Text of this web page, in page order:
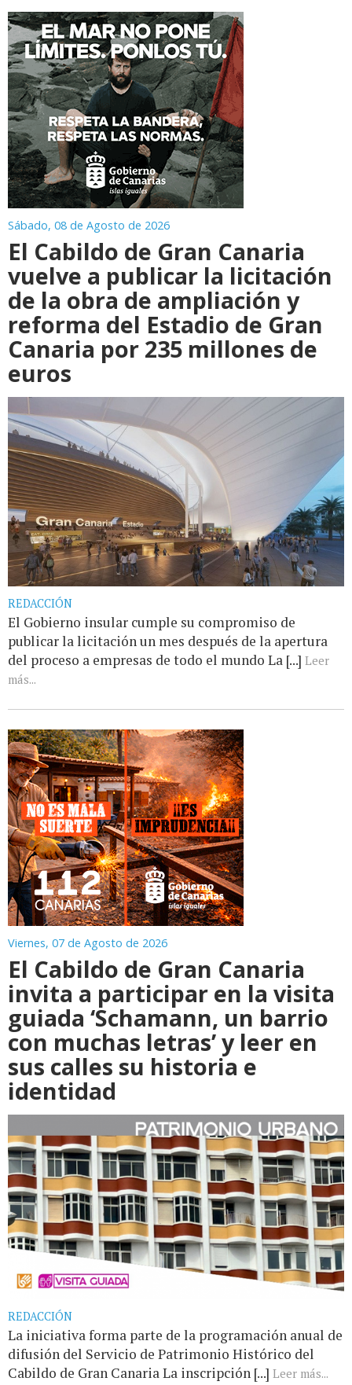
Sábado, 08 de Agosto de 2026
El Cabildo de Gran Canaria
vuelve a publicar la licitación
de la obra de ampliación y
reforma del Estadio de Gran
Canaria por 235 millones de
euros
REDACCIÓN
El Gobierno insular cumple su compromiso de
publicar la licitación un mes después de la apertura
del proceso a empresas de todo el mundo La [...] Leer
más...
Viernes, 07 de Agosto de 2026
El Cabildo de Gran Canaria
invita a participar en la visita
guiada ‘Schamann, un barrio
con muchas letras’ y leer en
sus calles su historia e
identidad
REDACCIÓN
La iniciativa forma parte de la programación anual de
difusión del Servicio de Patrimonio Histórico del
Cabildo de Gran Canaria La inscripción [...] Leer más...